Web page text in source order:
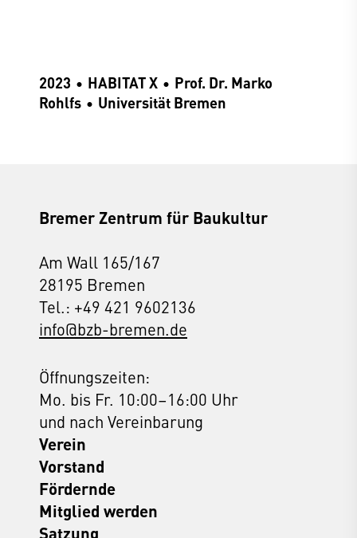
2023 HABITAT X
Prof. Dr. Marko
Rohlfs
Universität Bremen
Bremer Zentrum für Baukultur
Am Wall 165/167
28195 Bremen
Tel.: +49 421 9602136
info@bzb-bremen.de
Öffnungszeiten:
Mo. bis Fr. 10:00–16:00 Uhr
und nach Vereinbarung
Verein
Vorstand
Fördernde
Mitglied werden
Satzung